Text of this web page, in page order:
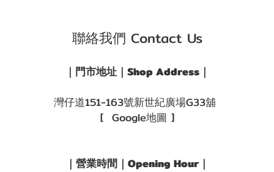
聯絡我們 Contact Us
｜門市地址｜Shop Address｜
灣仔道151-163號新世紀廣場G33舖
[ Google地圖 ]
｜營業時間｜Opening Hour｜